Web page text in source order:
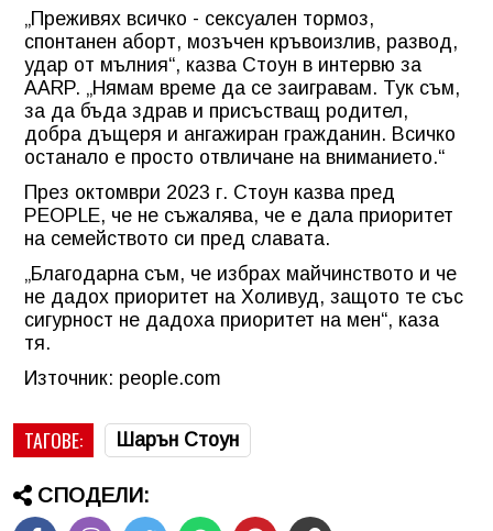
„Преживях всичко - сексуален тормоз,
спонтанен аборт, мозъчен кръвоизлив, развод,
удар от мълния“, казва Стоун в интервю за
AARP. „Нямам време да се заигравам. Тук съм,
за да бъда здрав и присъстващ родител,
добра дъщеря и ангажиран гражданин. Всичко
останало е просто отвличане на вниманието.“
През октомври 2023 г. Стоун казва пред
PEOPLE, че не съжалява, че е дала приоритет
на семейството си пред славата.
„Благодарна съм, че избрах майчинството и че
не дадох приоритет на Холивуд, защото те със
сигурност не дадоха приоритет на мен“, каза
тя.
Източник: people.com
ТАГОВЕ: Шарън Стоун
СПОДЕЛИ: